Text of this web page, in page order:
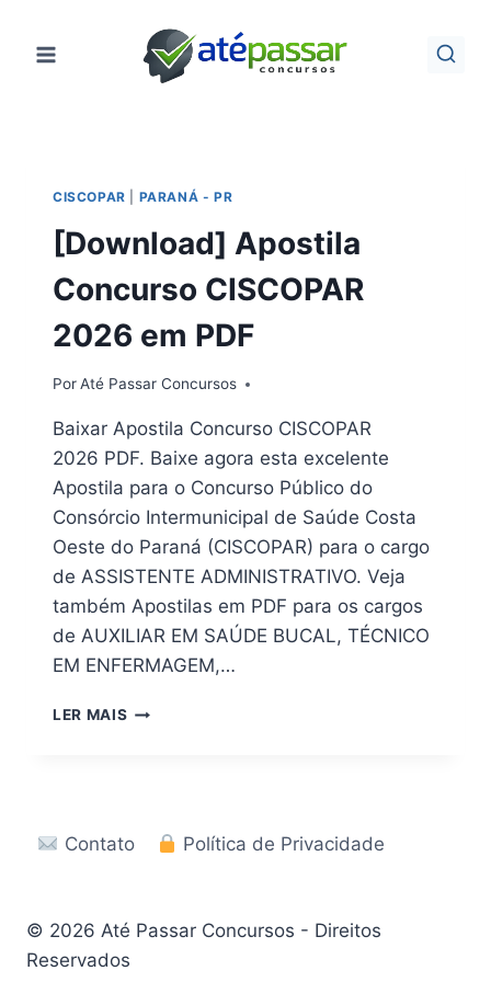
para
CISCOPAR PARANÁ - PR
[Download] Apostila
Concurso CISCOPAR
2026 em PDF
PorAté Passar Concursos
Baixar Apostila Concurso CISCOPAR
2026 PDF. Baixe agora esta excelente
Apostila para o Concurso Público do
Consórcio Intermunicipal de Saúde Costa
Oeste do Paraná (CISCOPAR) para o cargo
de ASSISTENTE ADMINISTRATIVO. Veja
também Apostilas em PDF para os cargos
de AUXILIAR EM SAÚDE BUCAL, TÉCNICO
EM ENFERMAGEM,…
LER MAIS [DOWNLOAD]
PDF
Contato Política de Privacidade
© 2026 Até Passar Concursos - Direitos
Reservados